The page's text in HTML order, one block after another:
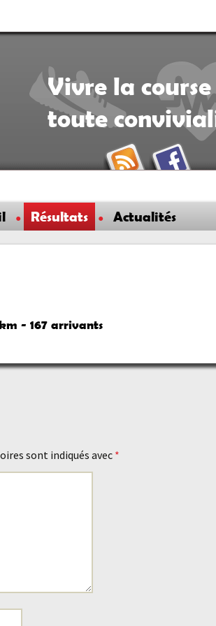
Vivre la
toute
Résultats Actualités
- 167 arrivants
sont indiqués avec *